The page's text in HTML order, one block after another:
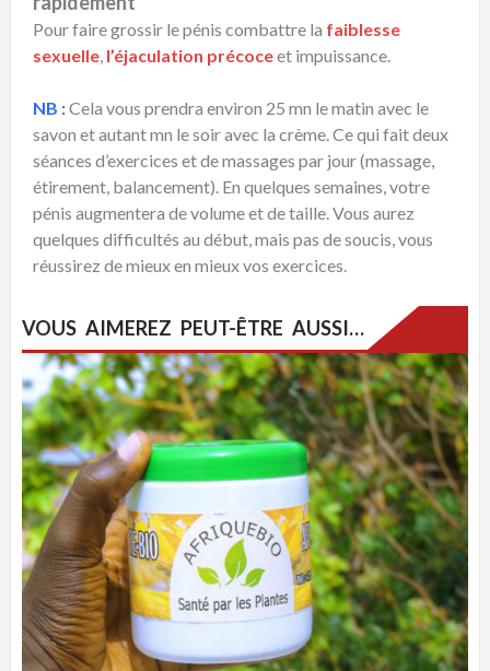
Pour faire grossir le pénis combattre la faiblesse
sexuelle, l’éjaculation précoceet impuissance.
NB :Cela vous prendra environ 25 mn le matin avec le
savon et autant mn le soir avec la crème. Ce qui fait deux
séances d’exercices et de massages par jour (massage,
étirement, balancement). En quelques semaines, votre
pénis augmentera de volume et de taille. Vous aurez
quelques difficultés au début, mais pas de soucis, vous
réussirez de mieux en mieux vos exercices.
VOUS AIMEREZ PEUT-ÊTRE AUSSI…